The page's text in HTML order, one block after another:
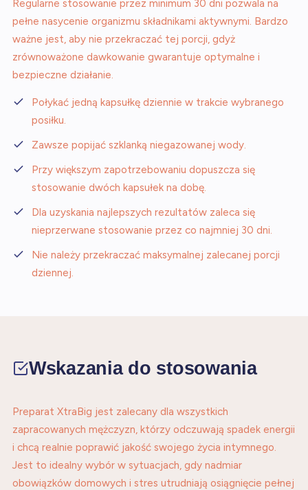
Regularne stosowanie przez minimum 30 dni pozwala na
pełne nasycenie organizmu składnikami aktywnymi. Bardzo
ważne jest, aby nie przekraczać tej porcji, gdyż
zrównoważone dawkowanie gwarantuje optymalne i
bezpieczne działanie.
Połykać jedną kapsułkę dziennie w trakcie wybranego
posiłku.
Zawsze popijać szklanką niegazowanej wody.
Przy większym zapotrzebowaniu dopuszcza się
stosowanie dwóch kapsułek na dobę.
Dla uzyskania najlepszych rezultatów zaleca się
nieprzerwane stosowanie przez co najmniej 30 dni.
Nie należy przekraczać maksymalnej zalecanej porcji
dziennej.
Wskazania do stosowania
Preparat XtraBig jest zalecany dla wszystkich
zapracowanych mężczyzn, którzy odczuwają spadek energii
i chcą realnie poprawić jakość swojego życia intymnego.
Jest to idealny wybór w sytuacjach, gdy nadmiar
obowiązków domowych i stres utrudniają osiągnięcie pełnej